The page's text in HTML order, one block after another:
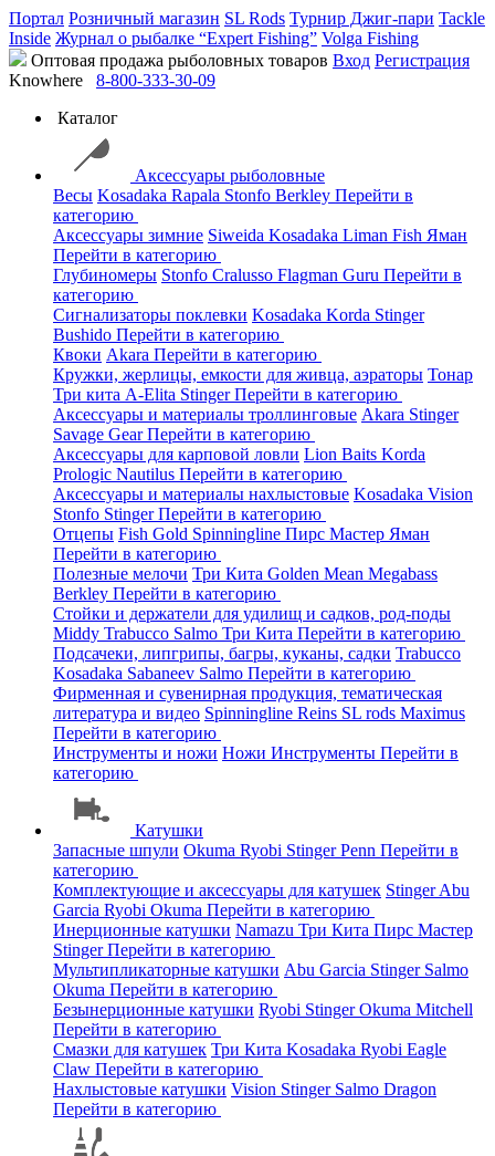
Портал Розничный магазин SL Rods Турнир Джиг-пари Tackle
Inside Журнал о рыбалке “Expert Fishing” Volga Fishing
Оптовая продажа рыболовных товаров Вход Регистрация
Knowhere
8-800-333-30-09
Каталог
Аксессуары рыболовные
Весы Kosadaka Rapala Stonfo Berkley Перейти в
категорию
Аксессуары зимние Siweida Kosadaka Liman Fish Яман
Перейти в категорию
Глубиномеры Stonfo Cralusso Flagman Guru Перейти в
категорию
Сигнализаторы поклевки Kosadaka Korda Stinger
Bushido Перейти в категорию
Квоки Akara Перейти в категорию
Кружки, жерлицы, емкости для живца, аэраторы Тонар
Три кита A-Elita StingerПерейти в категорию
Аксессуары и материалы троллинговые Akara Stinger
Savage GearПерейти в категорию
Аксессуары для карповой ловли Lion Baits Korda
Prologic Nautilus Перейти в категорию
Аксессуары и материалы нахлыстовые Kosadaka Vision
Stonfo StingerПерейти в категорию
Отцепы Fish Gold Spinningline Пирс Мастер Яман
Перейти в категорию
Полезные мелочи Три Кита Golden Mean Megabass
Berkley Перейти в категорию
Стойки и держатели для удилищ и садков, род-поды
Middy Trabucco Salmo Три Кита Перейти в категорию
Подсачеки, липгрипы, багры, куканы, садки Trabucco
Kosadaka Sabaneev Salmo Перейти в категорию
Фирменная и сувенирная продукция, тематическая
литература и видео Spinningline Reins SL rods Maximus
Перейти в категорию
Инструменты и ножи Ножи Инструменты Перейти в
категорию
Катушки
Запасные шпули Okuma Ryobi StingerPenn Перейти в
категорию
Комплектующие и аксессуары для катушек StingerAbu
Garcia Ryobi Okuma Перейти в категорию
Инерционные катушки Namazu Три Кита Пирс Мастер
StingerПерейти в категорию
Мультипликаторные катушки Abu Garcia Stinger Salmo
Okuma Перейти в категорию
Безынерционные катушки Ryobi StingerOkuma Mitchell
Перейти в категорию
Смазки для катушек Три Кита Kosadaka Ryobi Eagle
Claw Перейти в категорию
Нахлыстовые катушки Vision Stinger Salmo Dragon
Перейти в категорию